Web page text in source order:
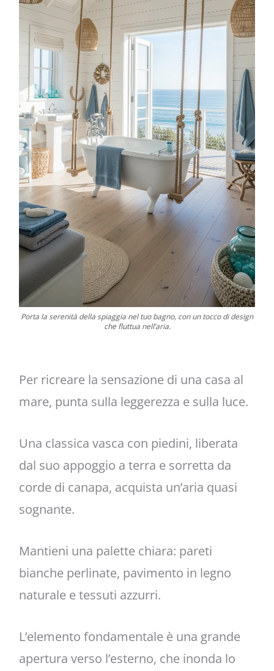
Porta la serenità della spiaggia nel tuo bagno, con un tocco di design
che fluttua nell’aria.
Per ricreare la sensazione di una casa al
mare, punta sulla leggerezza e sulla luce.
Una classica vasca con piedini, liberata
dal suo appoggio a terra e sorretta da
corde di canapa, acquista un’aria quasi
sognante.
Mantieni una palette chiara: pareti
bianche perlinate, pavimento in legno
naturale e tessuti azzurri.
L’elemento fondamentale è una grande
apertura verso l’esterno, che inonda lo